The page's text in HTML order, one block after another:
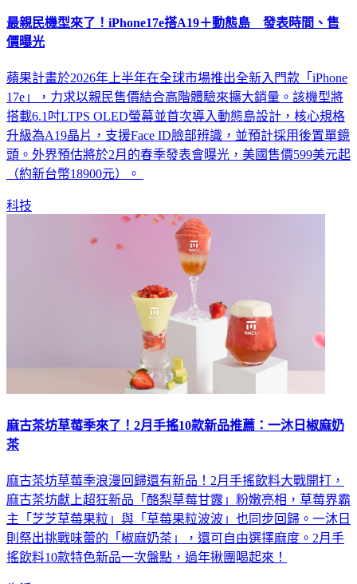
最親民機型來了！iPhone17e搭A19＋動態島 發表時間、售
價曝光
蘋果計畫於2026年上半年在全球市場推出全新入門款「iPhone
17e」，力求以親民售價結合高階體驗來擴大銷量。該機型將
搭載6.1吋LTPS OLED螢幕並首次導入動態島設計，核心規格
升級為A19晶片，支援Face ID臉部辨識，並預計採用後置單鏡
頭。外界預估將於2月的春季發表會曝光，美國售價599美元起
（約新台幣18900元）。
科技
麻古茶坊草莓季來了！2月手搖10款新品推薦：一沐日椒麻奶
茶
麻古茶坊草莓季浪漫回歸還有新品！2月手搖飲料大戰開打，
麻古茶坊獻上超狂新品「酪梨草莓甘露」粉嫩亮相，草莓界霸
主「芝芝草莓果粒」與「草莓果粒波波」也同步回歸。一沐日
則祭出挑戰味蕾的「椒麻奶茶」，還可自由選擇麻度。2月手
搖飲料10款特色新品一次盤點，過年揪團喝起來！